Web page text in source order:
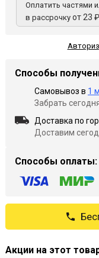
Оплатить частями
в рассрочку от 23
Способы
Самовывоз в 1
Забрать
Доставка по
Доставим
Способы оплаты:
Акции на этот